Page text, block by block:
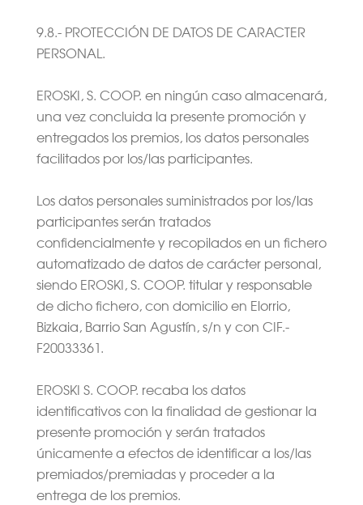
9.8.- PROTECCIÓN DE DATOS DE CARACTER
PERSONAL.
EROSKI, S. COOP. en ningún caso almacenará,
una vez concluida la presente promoción y
entregados los premios, los datos personales
facilitados por los/las participantes.
Los datos personales suministrados por los/las
participantes serán tratados
confidencialmente y recopilados en un fichero
automatizado de datos de carácter personal,
siendo EROSKI, S. COOP. titular y responsable
de dicho fichero, con domicilio en Elorrio,
Bizkaia, Barrio San Agustín, s/n y con CIF.-
F20033361.
EROSKI S. COOP. recaba los datos
identificativos con la finalidad de gestionar la
presente promoción y serán tratados
únicamente a efectos de identificar a los/las
premiados/premiadas y proceder a la
entrega de los premios.